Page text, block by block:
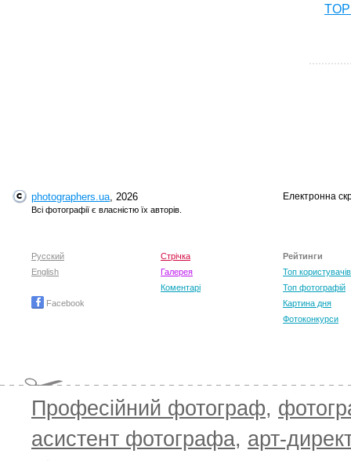
photographers.ua, 2026
Всі фотографії є власністю їх авторів.
Електронна
Русский
English
Facebook
Стрічка
Галерея
Коментарі
Рейтинги
Топ користувачів
Топ фотографій
Картина дня
Фотоконкурси
Професійний фотограф,
асистент фотографа, арт-